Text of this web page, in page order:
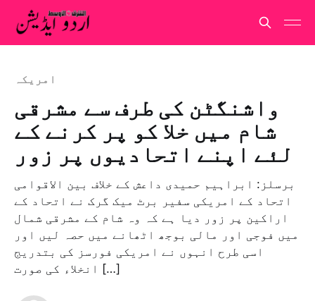
امريكہ
واشنگٹن کی طرف سے مشرقی
شام میں خلا کو پر کرنے کے
لئے اپنے اتحادیوں پر زور
برسلز: ابراہیم حمیدی داعش کے خلاف بین الاقوامی
اتحاد کے امریکی سفیر برٹ میک گرک نے اتحاد کے
اراکین پر زور دیا ہے کہ وہ شام کے مشرقی شمال
میں فوجی اور مالی بوجھ اٹھانے میں حصہ لیں اور
اسی طرح انہوں نے امریکی فورسز کی بتدریج
انخلاء کی صورت […]